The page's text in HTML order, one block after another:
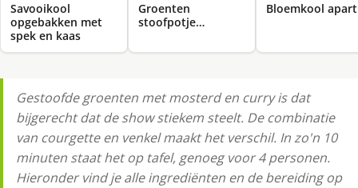
Savooikool
opgebakken met
spek en kaas
Groenten
stoofpotje…
Bloemkool apart
Gestoofde groenten met mosterd en curry is dat
bijgerecht dat de show stiekem steelt. De combinatie
van courgette en venkel maakt het verschil. In zo'n 10
minuten staat het op tafel, genoeg voor 4 personen.
Hieronder vind je alle ingrediënten en de bereiding op